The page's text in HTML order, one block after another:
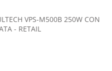
VPS-M500B 250W CON
- RETAIL